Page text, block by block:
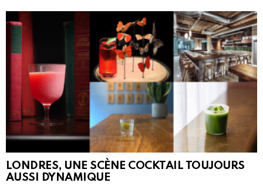
LONDRES, UNE SCÈNE COCKTAIL TOUJOURS
AUSSI DYNAMIQUE